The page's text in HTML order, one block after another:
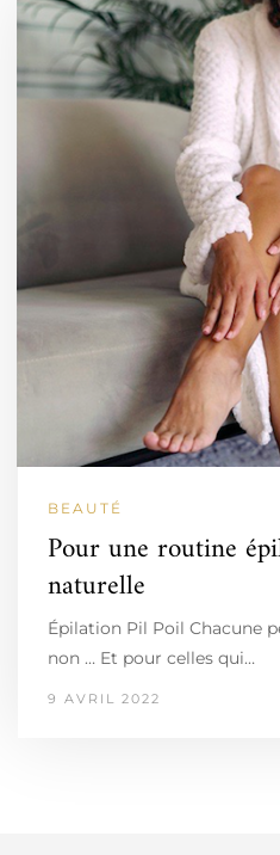
BEAUTÉ
Pour une routine
naturelle
Épilation Pil Poil Chacune
non … Et pour celles qui…
9 AVRIL 2022